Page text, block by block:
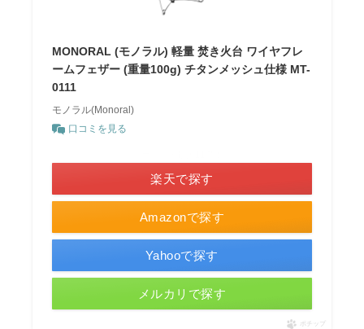
MONORAL (モノラル) 軽量 焚き火台 ワイヤフレ
ームフェザー (重量100g) チタンメッシュ仕様 MT-
0111
モノラル(Monoral)
口コミを見る
Amazonで探す
楽天で探す
Yahooで探す
メルカリで探す
ポチップ